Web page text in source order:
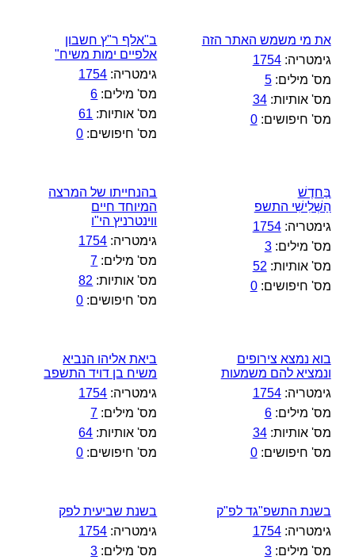
את מי משמש האתר הזה
גימטריה:1754
מס' מילים:5
מס' אותיות:34
מס' חיפושים:0
ב"אלף ר"ץ חשבון
אלפיים ימות משיח"
גימטריה: 1754
מס' מילים: 6
מס' אותיות: 61
מס' חיפושים: 0
בַּחדֶשׁ
הַשְּׁלִישִׁי התשפ
גימטריה:1754
מס' מילים:3
מס' אותיות: 52
מס' חיפושים:0
בהנחייתו של המרצה
המיוחד חיים
ווינטרניץ הי"ו
גימטריה: 1754
מס' מילים: 7
מס' אותיות: 82
מס' חיפושים: 0
בוא נמצא צירופים
ונמציא להם משמעות
גימטריה:1754
מס' מילים:6
מס' אותיות:34
מס' חיפושים:0
ביאת אליהו הנביא
משיח בן דויד התשפב
גימטריה: 1754
מס' מילים: 7
מס' אותיות: 64
מס' חיפושים: 0
בשנת התשפ"גד לפ"ק
גימטריה:1754
מס' מילים:3
בשנת שביעית לפק
גימטריה: 1754
מס' מילים: 3